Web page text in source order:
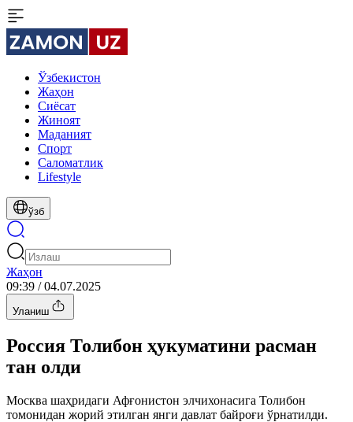
Ўзбекистон
Жаҳон
Сиёсат
Жиноят
Маданият
Спорт
Cаломатлик
Lifestyle
ўзб
Жаҳон
09:39 / 04.07.2025
Уланиш
Россия Толибон ҳукуматини расман
тан олди
Москва шаҳридаги Афғонистон элчихонасига Толибон
томонидан жорий этилган янги давлат байроғи ўрнатилди.